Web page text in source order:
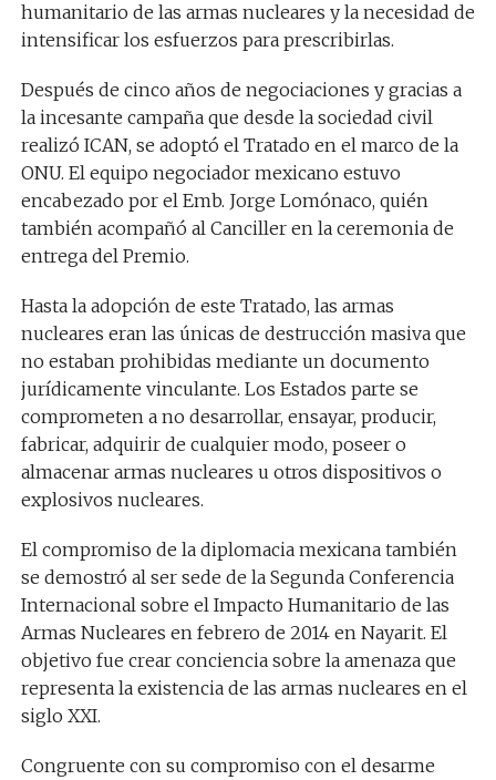
humanitario de las armas nucleares y la necesidad de
intensificar los esfuerzos para prescribirlas.
Después de cinco años de negociaciones y gracias a
la incesante campaña que desde la sociedad civil
realizó ICAN, se adoptó el Tratado en el marco de la
ONU. El equipo negociador mexicano estuvo
encabezado por el Emb. Jorge Lomónaco, quién
también acompañó al Canciller en la ceremonia de
entrega del Premio.
Hasta la adopción de este Tratado, las armas
nucleares eran las únicas de destrucción masiva que
no estaban prohibidas mediante un documento
jurídicamente vinculante. Los Estados parte se
comprometen a no desarrollar, ensayar, producir,
fabricar, adquirir de cualquier modo, poseer o
almacenar armas nucleares u otros dispositivos o
explosivos nucleares.
El compromiso de la diplomacia mexicana también
se demostró al ser sede de la Segunda Conferencia
Internacional sobre el Impacto Humanitario de las
Armas Nucleares en febrero de 2014 en Nayarit. El
objetivo fue crear conciencia sobre la amenaza que
representa la existencia de las armas nucleares en el
siglo XXI.
Congruente con su compromiso con el desarme